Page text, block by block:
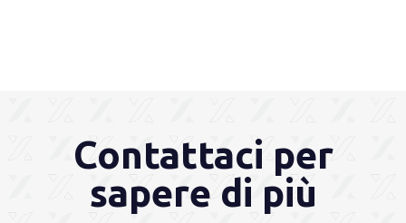
Contattaci per
sapere di più